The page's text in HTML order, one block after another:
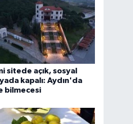
sitede açık, sosyal
kapalı: Aydın'da
bilmecesi